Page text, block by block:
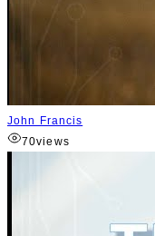
John Francis
70views